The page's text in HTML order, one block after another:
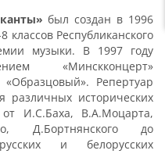
был создан в 1996
классов Республиканского
музыки. В 1997 году
«Минскконцерт»
Репертуар
различных исторических
И.С.Баха, В.А.Моцарта,
Д.Бортнянского до
и белорусских